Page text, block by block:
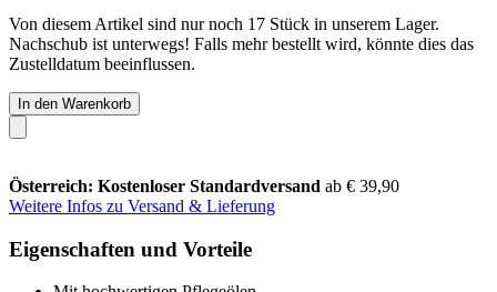
Von diesem Artikel sind nur noch 17 Stück in unserem Lager.
Nachschub ist unterwegs! Falls mehr bestellt wird, könnte dies das
Zustelldatum beeinflussen.
In den Warenkorb
Österreich: Kostenloser Standardversand ab € 39,90
Weitere Infos zu Versand & Lieferung
Eigenschaften und Vorteile